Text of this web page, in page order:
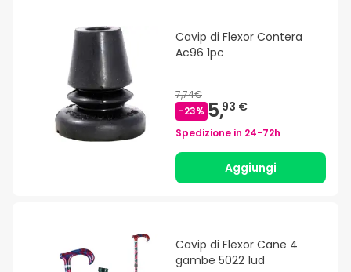
Cavip di Flexor Contera
Ac96 1pc
7,74€
-23% 5,93 €
Spedizione in 24-72h
Aggiungi
Cavip di Flexor Cane 4
gambe 5022 1ud